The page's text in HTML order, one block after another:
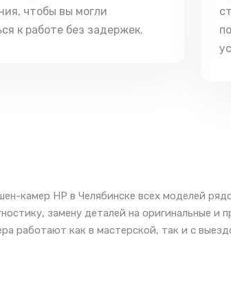
чтобы вы могли
к работе без задержек.
камер HP в Челябинске всех моделей
замену деталей на оригинальные и
работают как в мастерской, так и с